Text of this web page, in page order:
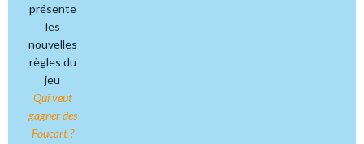
présente
les
nouvelles
règles du
jeu
Qui veut
gagner des
Foucart ?